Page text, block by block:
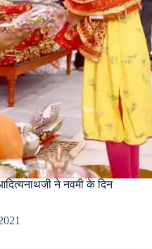
ने नवमी के दिन